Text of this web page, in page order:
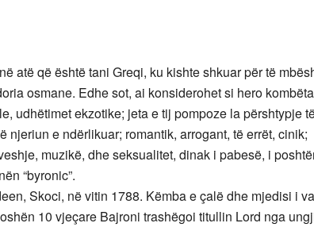
atë që është tani Greqi, ku kishte shkuar për të
osmane. Edhe sot, ai konsiderohet si hero
udhëtimet ekzotike; jeta e tij pompoze la përshtypje
njeriun e ndërlikuar; romantik, arrogant, të errët, cinik;
muzikë, dhe seksualitet, dinak i pabesë, i
“byronic”.
Skoci, në vitin 1788. Këmba e çalë dhe mjedisi i
10 vjeçare Bajroni trashëgoi titullin Lord nga